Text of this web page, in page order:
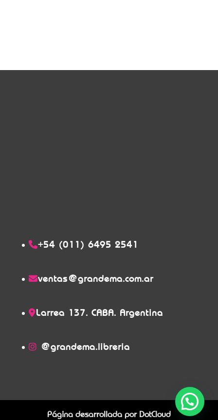
+54 (011) 6495 2541
ventas@grandema.com.ar
Larrea 137. CABA. Argentina
@grandema.libreria
Página desarrollada por DotCloud